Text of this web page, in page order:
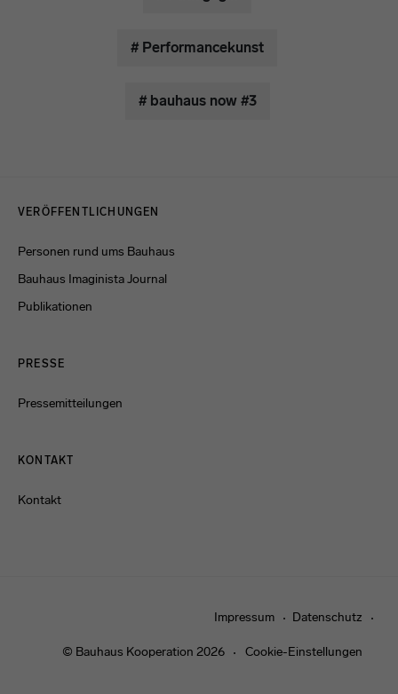
# Performancekunst
# bauhaus now #3
VERÖFFENTLICHUNGEN
Personen rund ums Bauhaus
Bauhaus Imaginista Journal
Publikationen
PRESSE
Pressemitteilungen
KONTAKT
Kontakt
Impressum Datenschutz
© Bauhaus Kooperation 2026 Cookie-Einstellungen